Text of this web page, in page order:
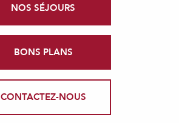
NOS SÉJOURS
BONS PLANS
CONTACTEZ-NOUS